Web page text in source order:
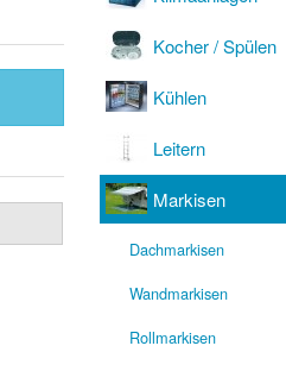
Kocher / Spülen
Kühlen
Leitern
Markisen
Dachmarkisen
Wandmarkisen
Rollmarkisen